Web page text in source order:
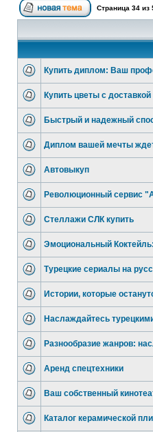
Страница 34 из
Купить диплом: Ваш
Купить цветы с доставкой
Быстрый и надежный
Диплом вашей мечты
Автовыкуп
Революционный сервис
Стеллажи СЛК купить
Эмоциональный
Турецкие сериалы на
Истории, которые
Наслаждайтесь
Разнообразие жанров:
Аренд спецтехники
Ваш собственный
Каталог керамической